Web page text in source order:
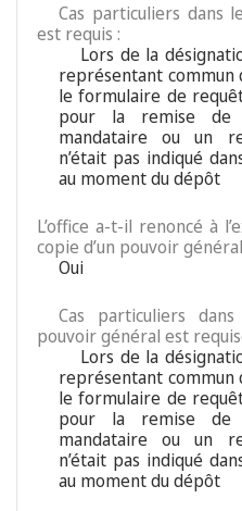
Cas particuliers dans
est requis :
Lors de la
représentant commun
le formulaire de
pour la remise de
mandataire ou un
n’était pas indiqué
au moment du dépôt
L’office a-t-il renoncé à
copie d’un pouvoir
Oui
Cas particuliers
pouvoir général est
Lors de la
représentant commun
le formulaire de
pour la remise de
mandataire ou un
n’était pas indiqué
au moment du dépôt